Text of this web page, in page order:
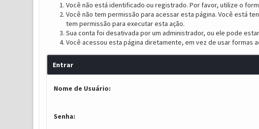
Você não está identificado ou registrado. Por favor, utilize o
Você não tem permissão para acessar esta página. Você está
tem permissão para executar esta ação.
Sua conta foi desativada por um administrador, ou ele pode
Você acessou esta página diretamente, em vez de usar formas
Entrar
Nome de Usuário:
Senha: